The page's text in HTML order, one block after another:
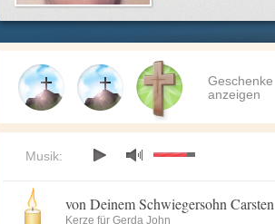
Geschenke
anzeigen
Musik:
von Deinem Schwiegersohn Carsten
Kerze für Gerda John